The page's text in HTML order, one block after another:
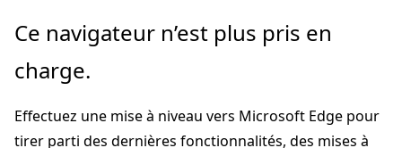
Passer
directement
au
principal
Ce navigateur n’est plus pris en
charge.
Effectuez une mise à niveau vers Microsoft Edge pour
tirer parti des dernières fonctionnalités, des mises à